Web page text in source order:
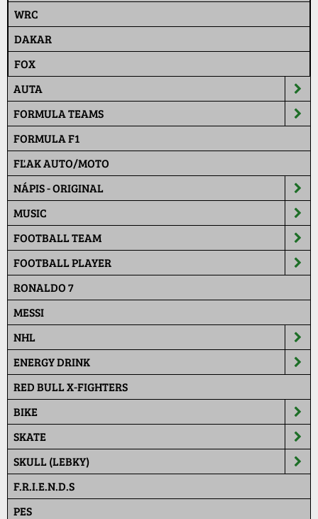
WRC
DAKAR
FOX
AUTA
FORMULA TEAMS
FORMULA F1
FĽAK AUTO/MOTO
NÁPIS - ORIGINAL
MUSIC
FOOTBALL TEAM
FOOTBALL PLAYER
RONALDO 7
MESSI
NHL
ENERGY DRINK
RED BULL X-FIGHTERS
BIKE
SKATE
SKULL (LEBKY)
F.R.I.E.N.D.S
PES